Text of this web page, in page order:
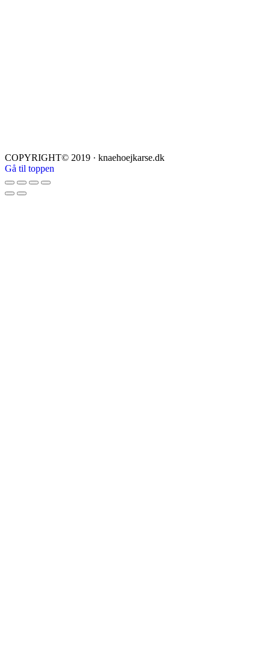
COPYRIGHT© 2019 · knaehoejkarse.dk
Gå til toppen